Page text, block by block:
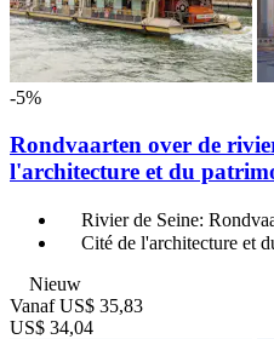
-5%
Rondvaarten over de
l'architecture et du
Rivier de Seine:
Cité de l'architecture et
Nieuw
Vanaf US$ 35,83
US$ 34,04